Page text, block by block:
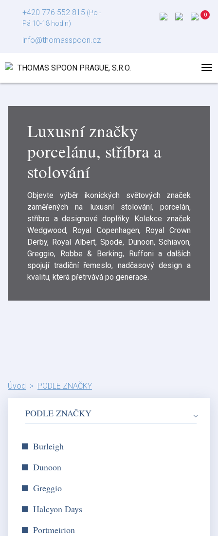
+420 776 552 815 (Po -
Pá 10-18 hodin)
info@thomasspoon.cz
Luxusní značky
porcelánu, stříbra a
stolování
Objevte výběr ikonických světových značek
zaměřených na luxusní stolování, porcelán,
stříbro a designové doplňky. Kolekce značek
Wedgwood, Royal Copenhagen, Royal Crown
Derby, Royal Albert, Spode, Dunoon, Schiavon,
Greggio, Robbe & Berking, Ruffoni a dalších
spojují tradiční řemeslo, nadčasový design a
kvalitu, která přetrvává po generace.
Úvod PODLE ZNAČKY
PODLE ZNAČKY
Burleigh
Dunoon
Greggio
Halcyon Days
Portmeirion